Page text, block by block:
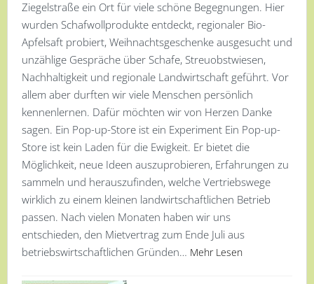
Ziegelstraße ein Ort für viele schöne Begegnungen. Hier
wurden Schafwollprodukte entdeckt, regionaler Bio-
Apfelsaft probiert, Weihnachtsgeschenke ausgesucht und
unzählige Gespräche über Schafe, Streuobstwiesen,
Nachhaltigkeit und regionale Landwirtschaft geführt. Vor
allem aber durften wir viele Menschen persönlich
kennenlernen. Dafür möchten wir von Herzen Danke
sagen. Ein Pop-up-Store ist ein Experiment Ein Pop-up-
Store ist kein Laden für die Ewigkeit. Er bietet die
Möglichkeit, neue Ideen auszuprobieren, Erfahrungen zu
sammeln und herauszufinden, welche Vertriebswege
wirklich zu einem kleinen landwirtschaftlichen Betrieb
passen. Nach vielen Monaten haben wir uns
entschieden, den Mietvertrag zum Ende Juli aus
betriebswirtschaftlichen Gründen… Mehr Lesen